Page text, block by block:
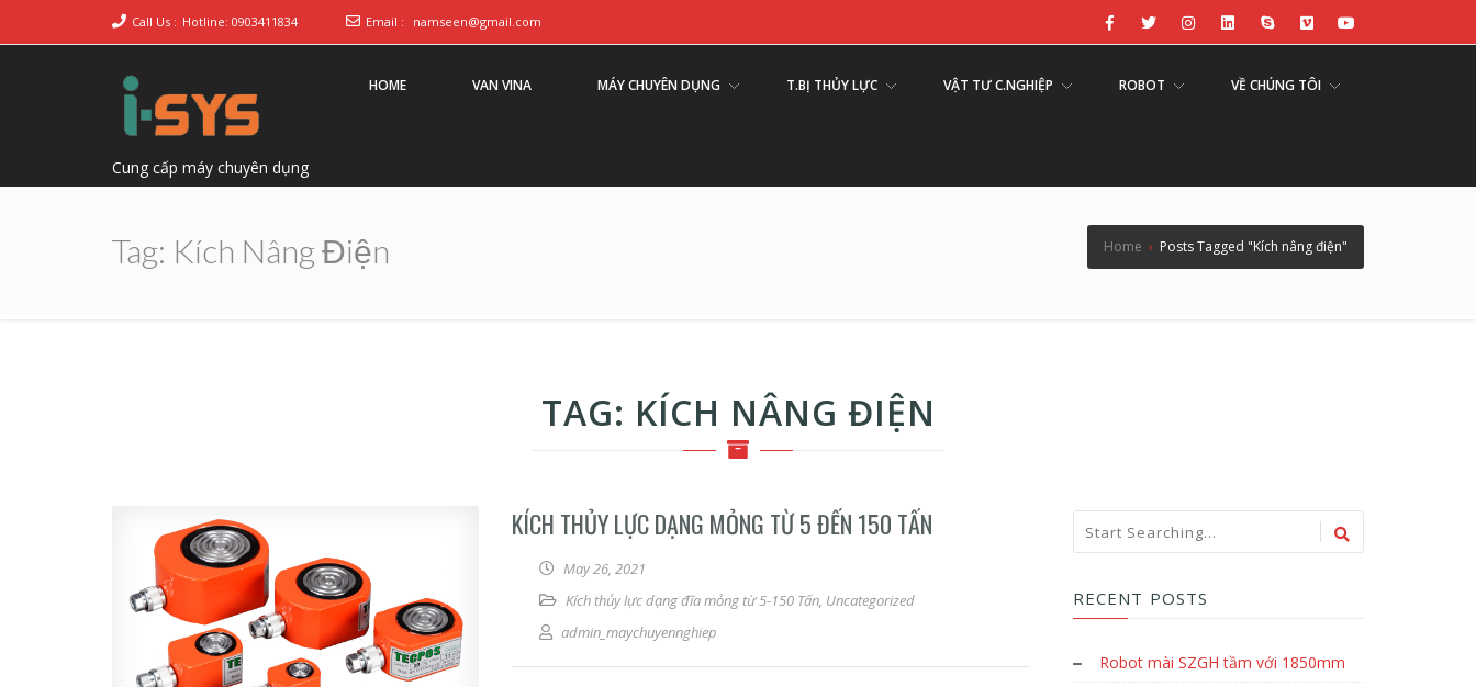
Call Us : Hotline: 0903411834 Email : namseen@gmail.com
Cung cấp máy chuyên dụng
HOME VAN VINA MÁY CHUYÊN DỤNG T.BỊ THỦY LỰC VẬT TƯ C.NGHIỆP ROBOT VỀ CHÚNG TÔI
Tag: Kích Nâng Điện Home › Posts Tagged "Kích nâng điện"
TAG: KÍCH NÂNG ĐIỆN
KÍCH THỦY LỰC DẠNG MỎNG TỪ 5 ĐẾN 150 TẤN
May 26, 2021
Kích thủy lực dạng đĩa mỏng từ 5-150 Tấn, Uncategorized
admin_maychuyennghiep
RECENT POSTS
Robot mài SZGH tầm với 1850mm